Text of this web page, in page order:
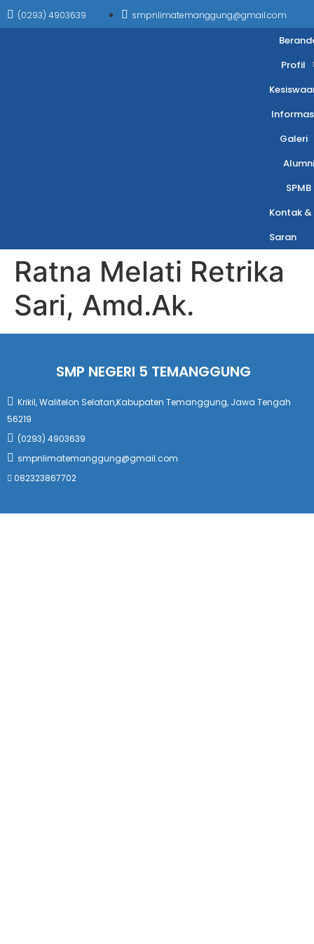
(0293) 4903639 smpnlimatemanggung@gmail.com
Profil
Galeri
Alumni
SPMB
Kontak &
Saran
Ratna Melati Retrika
Sari, Amd.Ak.
SMP NEGERI 5 TEMANGGUNG
Krikil, Walitelon Selatan,Kabupaten Temanggung, Jawa Tengah
56219
(0293) 4903639
smpnlimatemanggung@gmail.com
082323867702